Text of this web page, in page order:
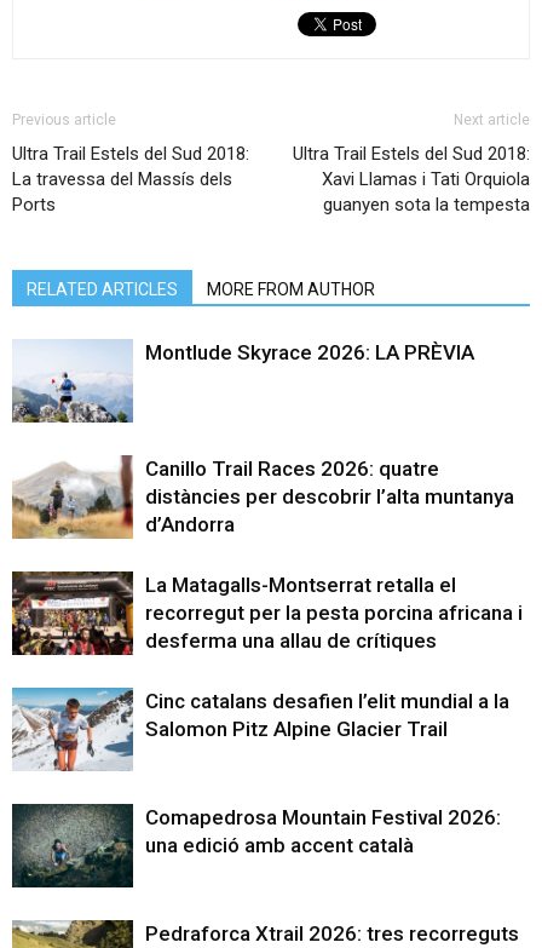
Previous article
Ultra Trail Estels del Sud 2018:
La travessa del Massís dels
Ports
Next article
Ultra Trail Estels del Sud 2018:
Xavi Llamas i Tati Orquiola
guanyen sota la tempesta
RELATED ARTICLES MORE FROM AUTHOR
Montlude Skyrace 2026: LA PRÈVIA
Canillo Trail Races 2026: quatre
distàncies per descobrir l’alta muntanya
d’Andorra
La Matagalls-Montserrat retalla el
recorregut per la pesta porcina africana i
desferma una allau de crítiques
Cinc catalans desafien l’elit mundial a la
Salomon Pitz Alpine Glacier Trail
Comapedrosa Mountain Festival 2026:
una edició amb accent català
Pedraforca Xtrail 2026: tres recorreguts